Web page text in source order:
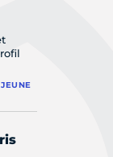
JEUNE